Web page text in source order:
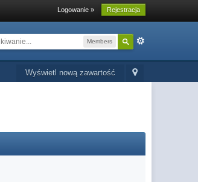
Logowanie » Rejestracja
Members
Wyświetl nową zawartość